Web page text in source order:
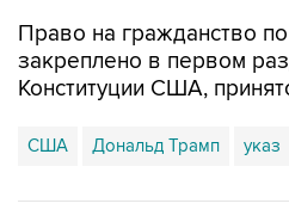
Право на гражданство
закреплено в первом
Конституции США,
США Дональд Трамп указ